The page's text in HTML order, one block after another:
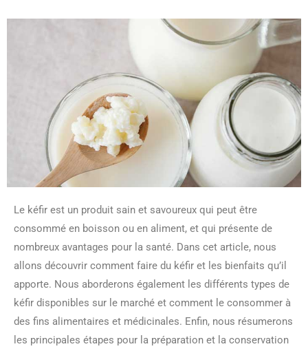
Le kéfir est un produit sain et savoureux qui peut être
consommé en boisson ou en aliment, et qui présente de
nombreux avantages pour la santé. Dans cet article, nous
allons découvrir comment faire du kéfir et les bienfaits qu’il
apporte. Nous aborderons également les différents types de
kéfir disponibles sur le marché et comment le consommer à
des fins alimentaires et médicinales. Enfin, nous résumerons
les principales étapes pour la préparation et la conservation